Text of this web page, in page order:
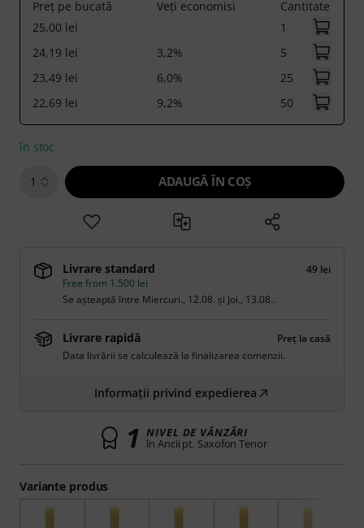
Variante produs
Preț pe bucată
Veți economisi
Cantitate
25,00 lei
1
24,19 lei
3,2%
5
23,49 lei
6,0%
25
22,69 lei
9,2% 50
în stoc
1 ADAUGĂ ÎN COŞ
Livrare standard
49 lei
Free from 1.500 lei
Se așteaptă între Miercuri., 12.08. și Joi., 13.08..
Livrare rapidă
Preț la casă
Data livrării se calculează la finalizarea comenzii.
Informații privind expedierea
1 NIVEL DE VÂNZĂRI
în Ancii pt. Saxofon Tenor